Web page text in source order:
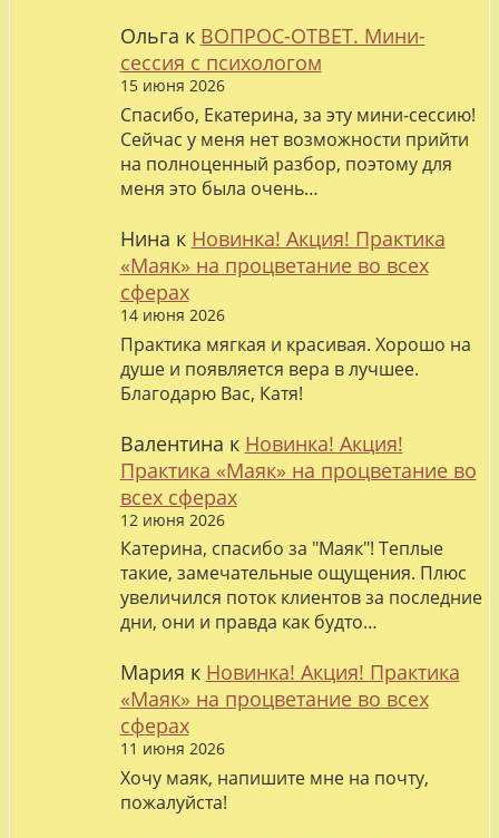
Ольга к ВОПРОС-ОТВЕТ. Мини-
сессия с психологом
15 июня 2026
Спасибо, Екатерина, за эту мини-сессию!
Сейчас у меня нет возможности прийти
на полноценный разбор, поэтому для
меня это была очень…
Нина к Новинка! Акция! Практика
«Маяк» на процветание во всех
сферах
14 июня 2026
Практика мягкая и красивая. Хорошо на
душе и появляется вера в лучшее.
Благодарю Вас, Катя!
Валентина к Новинка! Акция!
Практика «Маяк» на процветание во
всех сферах
12 июня 2026
Катерина, спасибо за "Маяк"! Теплые
такие, замечательные ощущения. Плюс
увеличился поток клиентов за последние
дни, они и правда как будто…
Мария к Новинка! Акция! Практика
«Маяк» на процветание во всех
сферах
11 июня 2026
Хочу маяк, напишите мне на почту,
пожалуйста!